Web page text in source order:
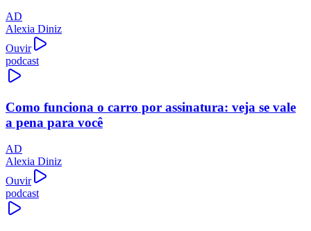
AD
Alexia Diniz
Ouvir
podcast
Como funciona o carro por assinatura: veja se vale
a pena para você
AD
Alexia Diniz
Ouvir
podcast